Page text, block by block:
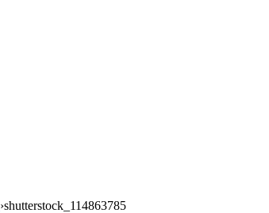
›shutterstock_114863785